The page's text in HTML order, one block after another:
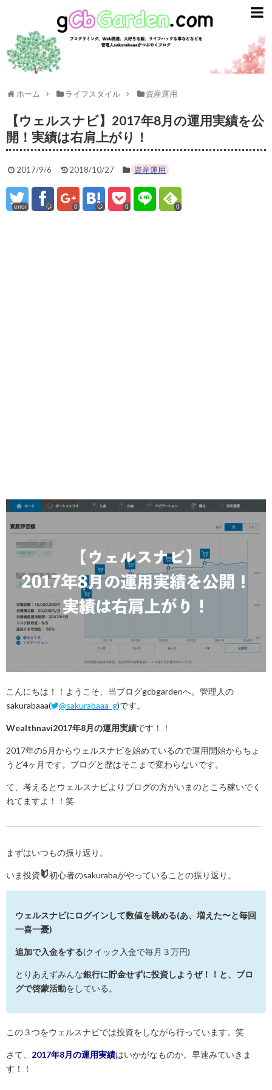
gCbGarden
ホーム ライフスタイル 資産運用
【ウェルスナビ】2017年8月の運用実績を公
開！実績は右肩上がり！
2017/9/6 2018/10/27 資産運用
error 0 0 0
こんにちは！！ようこそ、当ブログgcbgardenへ。管理人の
sakurabaaa(
@sakurabaaa_g)です。
Wealthnavi2017年8月の運用実績です！！
2017年の5月からウェルスナビを始めているので運用開始からちょ
うど4ヶ月です。ブログと歴はそこまで変わらないです。
て、考えるとウェルスナビよりブログの方がいまのところ稼いでく
れてますよ！！笑
まずはいつもの振り返り。
いま投資 初心者のsakurabaがやっていることの振り返り。
ウェルスナビにログインして数値を眺める(あ、増えた〜と毎回
一喜一憂)
追加で入金をする(クイック入金で毎月３万円)
とりあえずみんな銀行に貯金せずに投資しようぜ！！と、ブロ
グで啓蒙活動をしている。
この３つをウェルスナビでは投資をしながら行っています。笑
さて、 2017年8月の運用実績はいかがなものか。早速みていきま
す！！
ライフスタイル
ライフハック
資産運用
英語
趣味とエンタメ
プログラミング
サイトマップ